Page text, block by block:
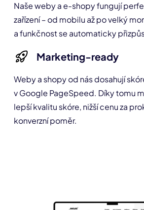
Naše weby a e-shopy fungují
zařízení – od mobilu až po velký
a funkčnost se automaticky
Marketing-ready
Weby a shopy od nás dosahují
v Google PageSpeed. Díky tomu
lepší kvalitu skóre, nižší cenu za
konverzní poměr.